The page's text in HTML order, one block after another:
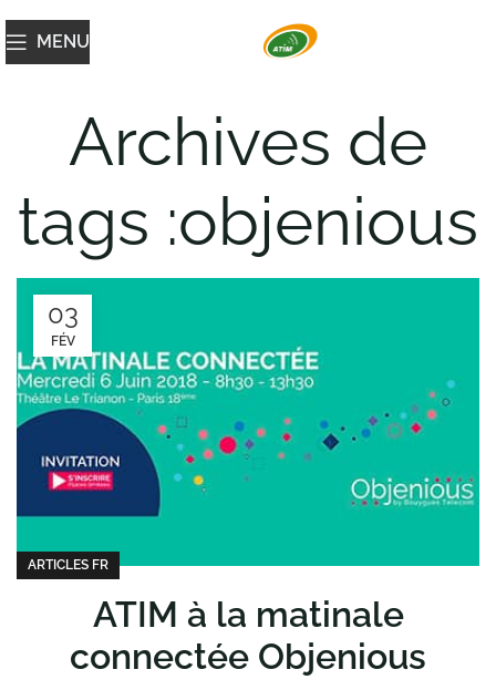
MENU
Archives de
tags :objenious
03
FÉV
ARTICLES FR
ATIM à la matinale
connectée Objenious